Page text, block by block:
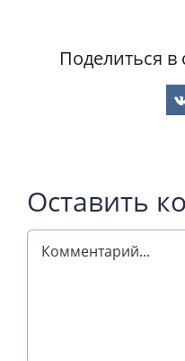
Поделиться в
Оставить
Comment